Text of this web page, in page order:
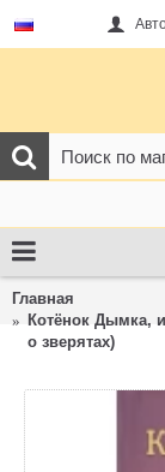
Главная
Котёнок Дымка,
о зверятах)